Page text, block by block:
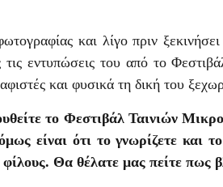
και λίγο πριν
εντυπώσεις του από το
και φυσικά τη δική του
το Φεστιβάλ Ταινιών
είναι ότι το γνωρίζετε και
φίλους. Θα θέλατε μας πείτε πως